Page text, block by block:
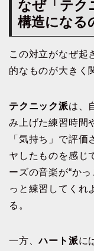
なぜ「テク
構造になる
この対立がなぜ起
的なものが大きく
テクニック派は、
み上げた練習時間
「気持ち」で評
ヤしたものを感じ
ーズの音楽が“か
っと練習してくれ
る。
一方、ハート派に